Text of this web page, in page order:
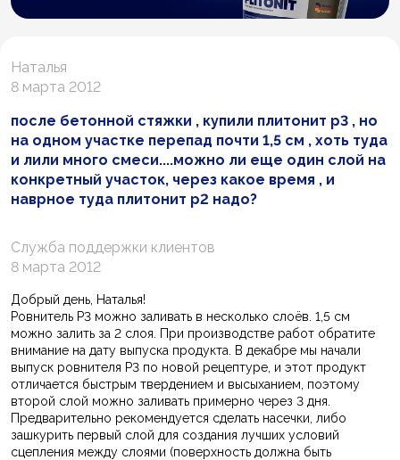
Наталья
8 марта 2012
после бетонной стяжки , купили плитонит р3 , но
на одном участке перепад почти 1,5 см , хоть туда
и лили много смеси....можно ли еще один слой на
конкретный участок, через какое время , и
наврное туда плитонит р2 надо?
Служба поддержки клиентов
8 марта 2012
Добрый день, Наталья!
Ровнитель Р3 можно заливать в несколько слоёв. 1,5 см
можно залить за 2 слоя. При производстве работ обратите
внимание на дату выпуска продукта. В декабре мы начали
выпуск ровнителя Р3 по новой рецептуре, и этот продукт
отличается быстрым твердением и высыханием, поэтому
второй слой можно заливать примерно через 3 дня.
Предварительно рекомендуется сделать насечки, либо
зашкурить первый слой для создания лучших условий
сцепления между слоями (поверхность должна быть